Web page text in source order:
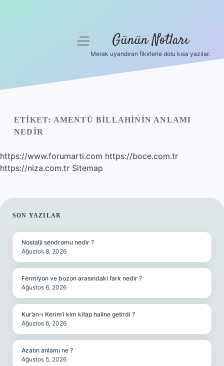
Yasal Uyarı
menüyü
Günün Notları
Merak uyandıran fikirlerle dolu kısa yazılar.
ETIKET: AMENTÜ BILLAHININ ANLAMI
NEDIR
https://www.forumarti.com https://boce.com.tr
https://niza.com.tr Sitemap
SIDEBAR
SON YAZILAR
Nostalji sendromu nedir ?
Ağustos 8, 2026
Fermiyon ve bozon arasındaki fark nedir ?
Ağustos 6, 2026
Kur’an-ı Kerim’i kim kitap haline getirdi ?
Ağustos 6, 2026
Azatın anlamı ne ?
Ağustos 5, 2026